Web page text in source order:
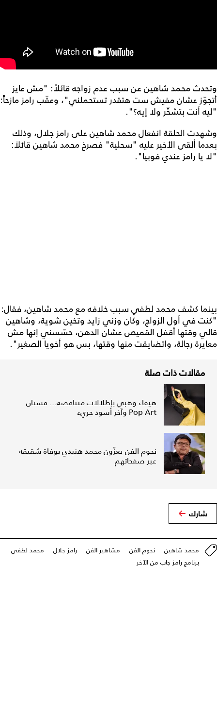
وتحدث محمد شاهين عن سبب عدم زواجه قائلاً: "مش عايز
أتجوّز عشان مفيش ست هتقدر تستحملني"، وعقّب رامز مازحاً:
"ليه أنت بتشخّر ولا إيه؟".
وشهدت الحلقة انفعال محمد شاهين على رامز جلال، وذلك
بعدما ألقى الأخير عليه "سحلية" فصرخ محمد شاهين قائلاً:
"لا يا رامز عندي فوبيا".
بينما كشف محمد لطفي سبب خلافه مع محمد شاهين، فقال:
"كنت في أول الزواج، وكان وزني زايد وتخين شوية، وشاهين
قالي وقتها أقفل القميص عشان الدهن، حسّسني إنها مش
معايرة رجالة، واتضايقت منها وقتها، بس هو أخويا الصغير".
مقالات ذات صلة
هيفاء وهبي بإطلالات متناقضة... فستان
Pop Art وآخر أسود جريء
نجوم الفن يعزّون محمد هنيدي بوفاة شقيقه
عبر صفحاتهم
شارك
محمد شاهين نجوم الفن مشاهير الفن رامز جلال
محمد لطفي
برنامج رامز جاب من الآخر